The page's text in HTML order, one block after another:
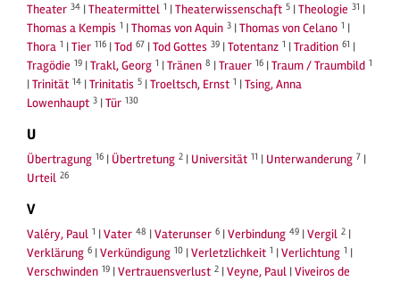
Theater 34 |Theatermittel 1 |Theaterwissenschaft 5 |Theologie 31 |
Thomas a Kempis 1 |Thomas von Aquin 3 |Thomas von Celano 1 |
Thora 1 |Tier 116 |Tod 67 |Tod Gottes 39 |Totentanz 1 |Tradition 61 |
Tragödie 19 |Trakl, Georg 1 |Tränen 8 |Trauer 16 |Traum / Traumbild 1
|Trinität 14 |Trinitatis 5 |Troeltsch, Ernst 1 |Tsing, Anna
Lowenhaupt 3 |Tür 130
U
Übertragung 16 | Übertretung 2 | Universität 11 | Unterwanderung 7 |
Urteil 26
V
Valéry, Paul 1 |Vater 48 |Vaterunser 6 |Verbindung 49 |Vergil 2 |
Verklärung 6 |Verkündigung 10 |Verletzlichkeit 1 |Verlichtung 1 |
Verschwinden 19 |Vertrauensverlust 2 |Veyne, Paul |Viveiros de